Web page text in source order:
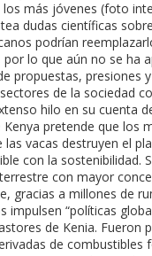
los más jóvenes (foto
dudas científicas
podrían
por lo que aún no se ha
propuestas, presiones
de la sociedad
hilo en su cuenta
pretende que los
las vacas destruyen el
con la sostenibilidad.
con mayor
gracias a millones de
impulsen “políticas
de Kenia. Fueron
de combustibles